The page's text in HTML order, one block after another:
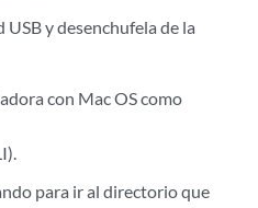
USB y desenchufela de la
con Mac OS como
para ir al directorio que